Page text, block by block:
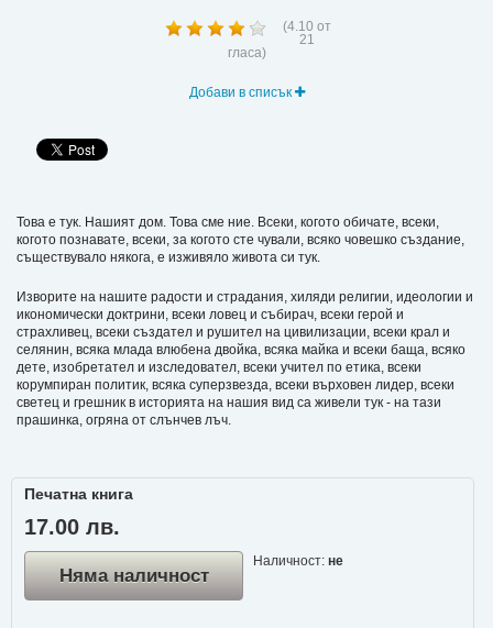
(4.10 от
21
гласа)
Добави в списък
Това е тук. Нашият дом. Това сме ние. Всеки, когото обичате, всеки,
когото познавате, всеки, за когото сте чували, всяко човешко създание,
съществувало някога, е изживяло живота си тук.
Изворите на нашите радости и страдания, хиляди религии, идеологии и
икономически доктрини, всеки ловец и събирач, всеки герой и
страхливец, всеки създател и рушител на цивилизации, всеки крал и
селянин, всяка млада влюбена двойка, всяка майка и всеки баща, всяко
дете, изобретател и изследовател, всеки учител по етика, всеки
корумпиран политик, всяка суперзвезда, всеки върховен лидер, всеки
светец и грешник в историята на нашия вид са живели тук - на тази
прашинка, огряна от слънчев лъч.
Печатна книга
17.00 лв.
Няма наличност
Наличност: не